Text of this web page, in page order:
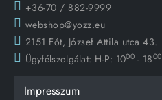
+36-70 / 882-9999
webshop@yozz.eu
2151 Fót, József Attila utca 43.
Ügyfélszolgálat: H-P: 1000 - 1800
Impresszum